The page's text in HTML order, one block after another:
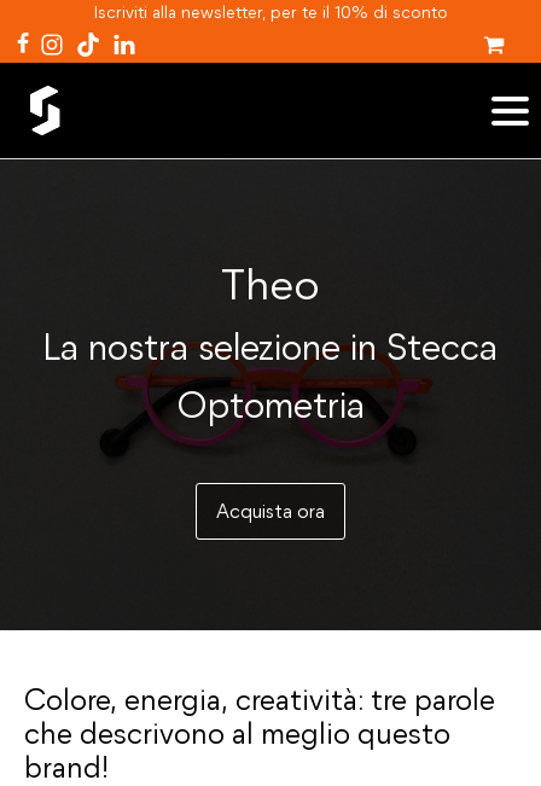
Iscriviti alla newsletter, per te il 10% di sconto
Theo
La nostra selezione in Stecca
Optometria
Acquista ora
Colore, energia, creatività: tre parole
che descrivono al meglio questo
brand!